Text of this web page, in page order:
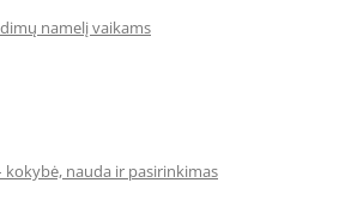
namelį vaikams
kokybė, nauda ir pasirinkimas